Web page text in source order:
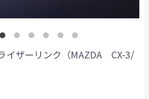
イザーリンク（MAZDA CX-3/